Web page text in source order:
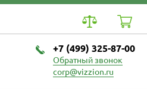
+7 (499) 325-87-00
Обратный звонок
corp@vizzion.ru